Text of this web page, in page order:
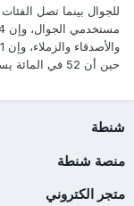
حين أن 52 في المائة يستخدمونه لأغراض العمل.
شنطة
منصة شنطة
متجر الكتروني